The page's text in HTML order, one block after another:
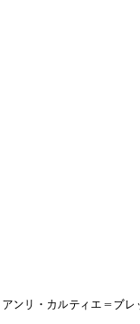
ンリ・カルティエ＝ブレ